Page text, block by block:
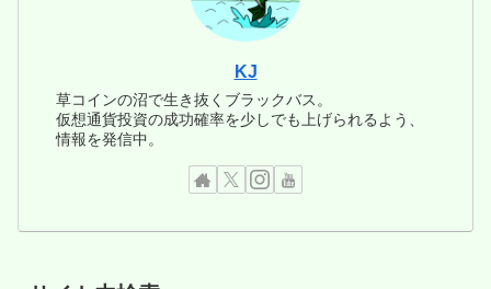
KJ
草コインの沼で生き抜くブラックバス。
仮想通貨投資の成功確率を少しでも上げられるよう、
情報を発信中。